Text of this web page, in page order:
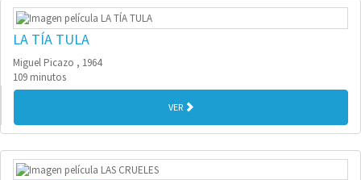
LA TÍA TULA
Miguel Picazo , 1964
109 minutos
VER